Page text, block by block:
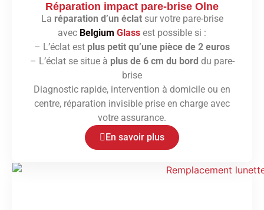
Réparation impact pare-brise Olne
La réparation d’un éclatsur votre pare-brise
avec Belgium Glass est possible si :
– L’éclat est plus petit qu’une pièce de 2 euros
– L’éclat se situe à plus de 6 cm du bord du pare-
brise
Diagnostic rapide, intervention à domicile ou en
centre, réparation invisible prise en charge avec
votre assurance.
En savoir plus